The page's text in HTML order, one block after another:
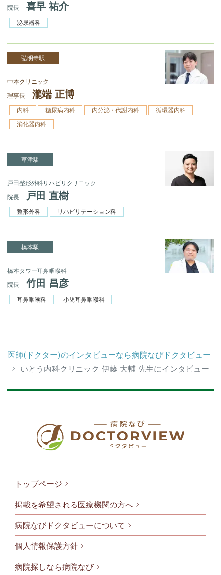
院長
喜早 祐介
泌尿器科
弘明寺駅
中本クリニック
理事長
瀧端 正博
内科 糖尿病内科 内分泌・代謝内科
循環器内科
消化器内科
草津駅
戸田整形外科リハビリクリニック
院長
戸田 直樹
整形外科 リハビリテーション科
橋本駅
橋本タワー耳鼻咽喉科
院長
竹田 昌彦
耳鼻咽喉科 小児耳鼻咽喉科
医師(ドクター)のインタビューなら病院なびドクタビュー
いとう内科クリニック 伊藤 大輔 先生にインタビュー
フッタメニ
トップページ
掲載を希望される医療機関の方へ
病院なびドクタビューについて
個人情報保護方針
病院探しなら病院なび